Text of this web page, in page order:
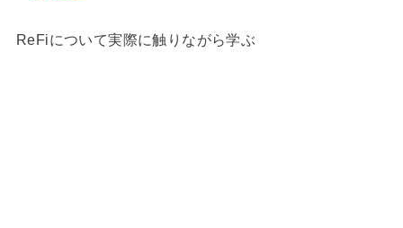
ReFiについて実際に触りながら学ぶ